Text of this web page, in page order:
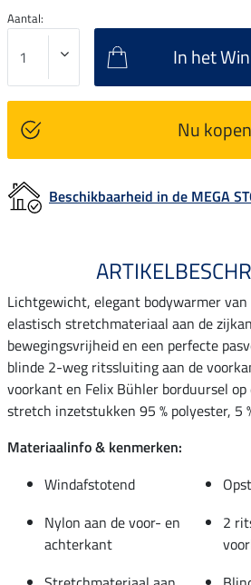
Aantal:
In het
Nu kopen
Beschikbaarheid in de MEGA
Lichtgewicht, elegant bodywarmer
elastisch stretchmateriaal aan de
bewegingsvrijheid en een perfecte
blinde 2-weg ritssluiting aan de
voorkant en Felix Bühler borduursel op
stretch inzetstukken 95 % polyester, 5
Materiaalinfo & kenmerken:
Windafstotend
Nylon aan de voor- en
achterkant
2